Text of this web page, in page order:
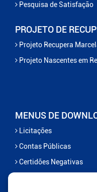
Pesquisa de Satisfação
PROJETO DE
Projeto Recupera
Projeto Nascentes em
MENUS DE
Licitações
Contas Públicas
Certidões Negativas